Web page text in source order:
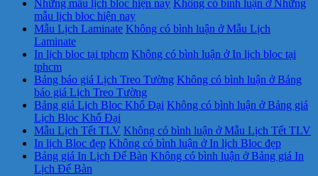
Những mẫu lịch bloc hiện nay Không có bình luận ở Những
mẫu lịch bloc hiện nay
Mẫu Lịch Laminate Không có bình luận ở Mẫu Lịch
Laminate
In lịch bloc tại tphcm Không có bình luận ở In lịch bloc tại
tphcm
Bảng báo giá Lịch Treo Tường Không có bình luận ở Bảng
báo giá Lịch Treo Tường
Bảng giá Lịch Bloc Khổ Đại Không có bình luận ở Bảng giá
Lịch Bloc Khổ Đại
Mẫu Lịch Tết TLV Không có bình luận ở Mẫu Lịch Tết TLV
In lịch Bloc đẹp Không có bình luận ở In lịch Bloc đẹp
Bảng giá In Lịch Để Bàn Không có bình luận ở Bảng giá In
Lịch Để Bàn